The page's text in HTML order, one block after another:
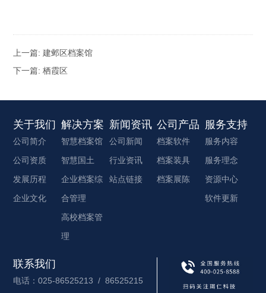
上一篇:建邺区档案馆
下一篇:栖霞区
关于我们
公司简介
公司资质
发展历程
企业文化
解决方案
智慧档案馆
智慧国土
企业档案综
合管理
高校档案管
理
新闻资讯
公司新闻
行业资讯
站点链接
公司产品
档案软件
档案装具
档案展陈
服务支持
服务内容
服务理念
资源中心
软件更新
联系我们
电话：025-86525213 / 86525215